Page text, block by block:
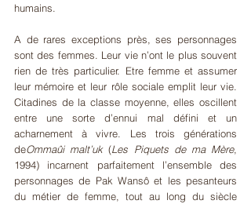
humains.
A de rares exceptions près, ses personnages
sont des femmes. Leur vie n’ont le plus souvent
rien de très particulier. Etre femme et assumer
leur mémoire et leur rôle sociale emplit leur vie.
Citadines de la classe moyenne, elles oscillent
entre une sorte d’ennui mal défini et un
acharnement à vivre. Les trois générations
deOmmaûi malt’uk (Les Piquets de ma Mère,
1994) incarnent parfaitement l’ensemble des
personnages de Pak Wansô et les pesanteurs
du métier de femme, tout au long du siècle